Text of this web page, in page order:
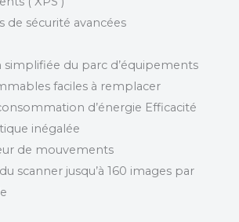
de sécurité avancées
simplifiée du parc d’équipements
faciles à remplacer
d’énergie Efficacité
inégalée
de mouvements
scanner jusqu’à 160 images par